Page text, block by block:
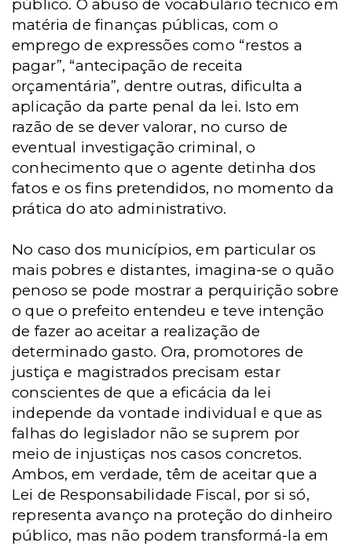
público. O abuso de vocabulário técnico em
matéria de finanças públicas, com o
emprego de expressões como “restos a
pagar”, “antecipação de receita
orçamentária”, dentre outras, dificulta a
aplicação da parte penal da lei. Isto em
razão de se dever valorar, no curso de
eventual investigação criminal, o
conhecimento que o agente detinha dos
fatos e os fins pretendidos, no momento da
prática do ato administrativo.
No caso dos municípios, em particular os
mais pobres e distantes, imagina-se o quão
penoso se pode mostrar a perquirição sobre
o que o prefeito entendeu e teve intenção
de fazer ao aceitar a realização de
determinado gasto. Ora, promotores de
justiça e magistrados precisam estar
conscientes de que a eficácia da lei
independe da vontade individual e que as
falhas do legislador não se suprem por
meio de injustiças nos casos concretos.
Ambos, em verdade, têm de aceitar que a
Lei de Responsabilidade Fiscal, por si só,
representa avanço na proteção do dinheiro
público, mas não podem transformá-la em